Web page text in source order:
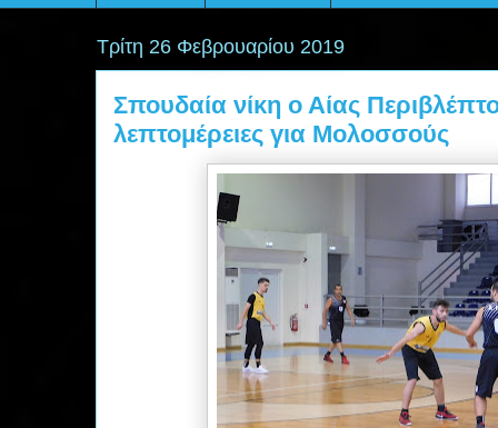
Τρίτη 26 Φεβρουαρίου 2019
Σπουδαία νίκη ο Αίας
λεπτομέρειες για Μολοσσούς